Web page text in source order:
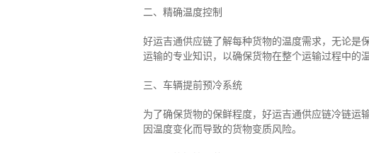
二、 精确温度控制
好运吉通供应链了解每种货物的温度需求，无论是
运输的专业知识，以确保货物在整个运输过程中的温
三、车辆提前预冷系统
为了确保货物的保鲜程度，好运吉通供应链冷链运
因温度变化而导致的货物变质风险。